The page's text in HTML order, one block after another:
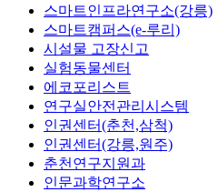
스마트인프라연구소(강릉)
스마트캠퍼스(e-루리)
시설물 고장신고
실험동물센터
에코포리스트
연구실안전관리시스템
인권센터(춘천,삼척)
인권센터(강릉,원주)
춘천연구지원과
인문과학연구소